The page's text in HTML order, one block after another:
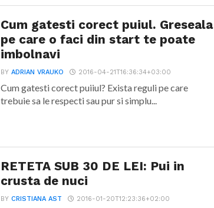
Cum gatesti corect puiul. Greseala
pe care o faci din start te poate
imbolnavi
BYADRIAN VRAUKO 2016-04-21T16:36:34+03:00
Cum gatesti corect puiiul? Exista reguli pe care
trebuie sa le respecti sau pur si simplu...
RETETA SUB 30 DE LEI: Pui in
crusta de nuci
BYCRISTIANA AST 2016-01-20T12:23:36+02:00